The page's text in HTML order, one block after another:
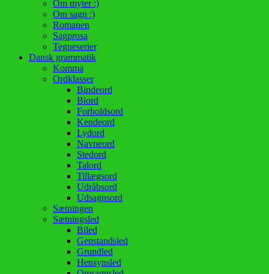
Om myter :)
Om sagn :)
Romanen
Sagprosa
Tegneserier
Dansk grammatik
Komma
Ordklasser
Bindeord
Biord
Forholdsord
Kendeord
Lydord
Navneord
Stedord
Talord
Tillægsord
Udråbsord
Udsagnsord
Sætningen
Sætningsled
Biled
Genstandsled
Grundled
Hensynsled